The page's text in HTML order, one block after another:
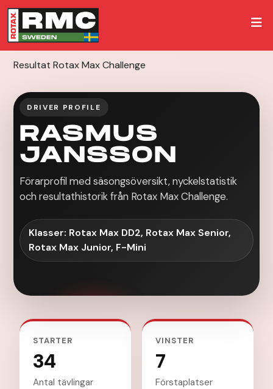
Resultat Rotax Max Challenge
DRIVER PROFILE
RASMUS
JANSSON
Förarprofil med säsongsöversikt, nyckelstatistik
och resultathistorik från Rotax Max Challenge.
Klasser: Rotax Max DD2, Rotax Max Senior,
Rotax Max Junior, F-Mini
STARTER
34
Antal tävlingar
VINSTER
7
Förstaplatser